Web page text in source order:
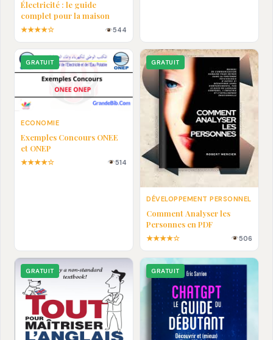
Électricité : le guide
complet pour la maison
★★★★☆ 544
GRATUIT
ECONOMIE
Exemples Concours ONEE
et ONEP
★★★★☆ 514
GRATUIT
DÉVELOPPEMENT PERSONNEL
Comment Analyser les
Personnes en PDF
★★★★☆ 506
GRATUIT GRATUIT